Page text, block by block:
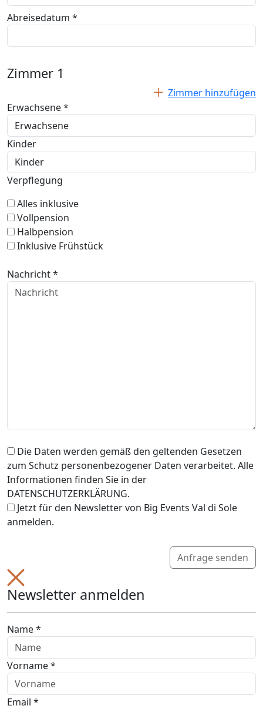
Abreisedatum *
Zimmer 1
Zimmer hinzufügen
Erwachsene *
Kinder
Verpflegung
Alles inklusive
Vollpension
Halbpension
Inklusive Frühstück
Nachricht *
Die Daten werden gemäß den geltenden Gesetzen
zum Schutz personenbezogener Daten verarbeitet. Alle
Informationen finden Sie in der
DATENSCHUTZERKLÄRUNG.
Jetzt für den Newsletter von Big Events Val di Sole
anmelden.
Anfrage senden
Newsletter anmelden
Name *
Vorname *
Email *